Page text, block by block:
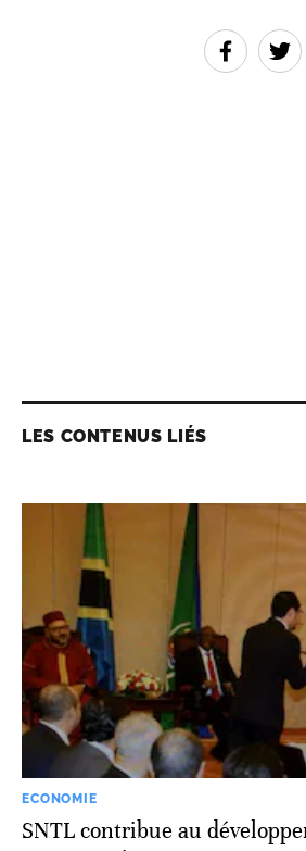
LES CONTENUS LIÉS
ECONOMIE
SNTL contribue au